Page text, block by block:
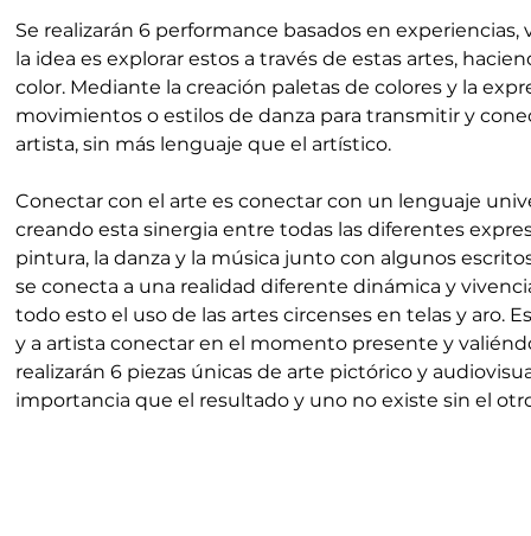
Se realizarán 6 performance basados en
la idea es explorar estos a través de estas artes,
color. Mediante la creación paletas de colores y la
movimientos o estilos de danza para transmitir y
artista, sin más lenguaje que el artístico.
Conectar con el arte es conectar con un lenguaje
creando esta sinergia entre todas las diferentes
pintura, la danza y la música junto con algunos
se conecta a una realidad diferente dinámica y
todo esto el uso de las artes circenses en telas y aro.
y a artista conectar en el momento presente y
realizarán 6 piezas únicas de arte pictórico y
importancia que el resultado y uno no existe sin el